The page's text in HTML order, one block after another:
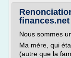
finances.net
Nous sommes
Ma mère, qui
(autre que la